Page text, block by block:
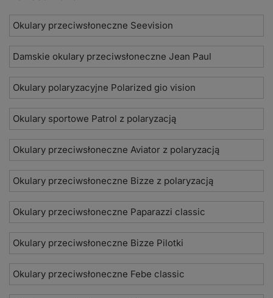
Okulary przeciwsłoneczne Seevision
Damskie okulary przeciwsłoneczne Jean Paul
Okulary polaryzacyjne Polarized gio vision
Okulary sportowe Patrol z polaryzacją
Okulary przeciwsłoneczne Aviator z polaryzacją
Okulary przeciwsłoneczne Bizze z polaryzacją
Okulary przeciwsłoneczne Paparazzi classic
Okulary przeciwsłoneczne Bizze Pilotki
Okulary przeciwsłoneczne Febe classic